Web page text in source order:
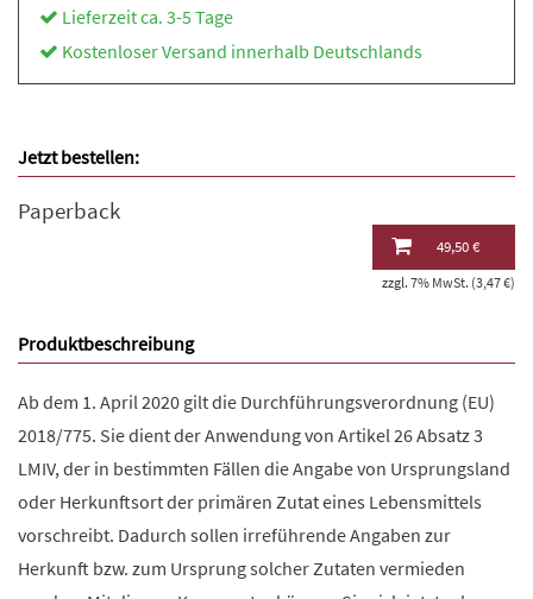
Lieferzeit ca. 3-5 Tage
Kostenloser Versand innerhalb Deutschlands
Jetzt bestellen:
Paperback
49,50 €
zzgl. 7% MwSt. (3,47 €)
Produktbeschreibung
Ab dem 1. April 2020 gilt die Durchführungsverordnung (EU)
2018/775. Sie dient der Anwendung von Artikel 26 Absatz 3
LMIV, der in bestimmten Fällen die Angabe von Ursprungsland
oder Herkunftsort der primären Zutat eines Lebensmittels
vorschreibt. Dadurch sollen irreführende Angaben zur
Herkunft bzw. zum Ursprung solcher Zutaten vermieden